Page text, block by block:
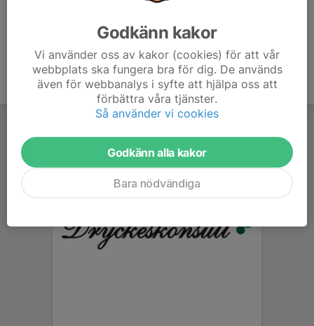
Godkänn kakor
Vi använder oss av kakor (cookies) för att vår
webbplats ska fungera bra för dig. De används
även för webbanalys i syfte att hjälpa oss att
förbättra våra tjänster.
Så använder vi cookies
Godkänn alla kakor
Bara nödvändiga